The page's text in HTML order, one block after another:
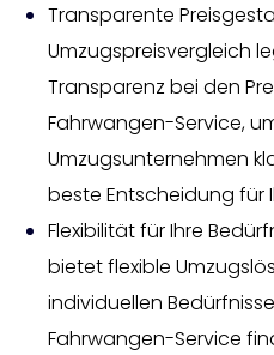
Transparente
Umzugspreisvergleich
Transparenz bei den
Fahrwangen-Service,
Umzugsunternehmen
beste Entscheidung für
Flexibilität für Ihre
bietet flexible
individuellen
Fahrwangen-Service